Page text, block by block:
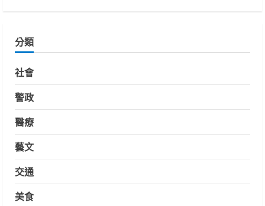
分類
社會
警政
醫療
藝文
交通
美食